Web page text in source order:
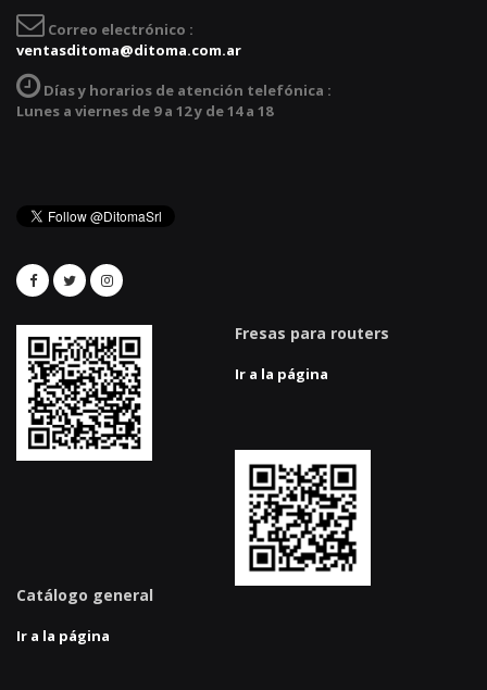
Correo electrónico :
ventasditoma@ditoma.com.ar
Días y horarios de atención telefónica :
Lunes a viernes de 9 a 12 y de 14 a 18
Fresas para routers
Ir a la página
Catálogo general
Ir a la página